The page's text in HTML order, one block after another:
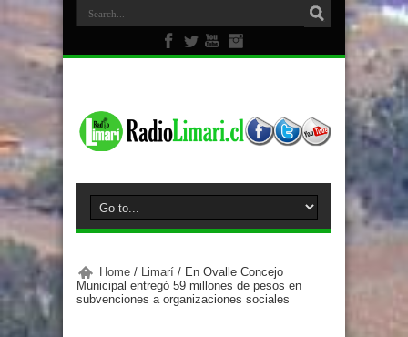
Home / Limarí / En Ovalle Concejo
Municipal entregó 59 millones de pesos en
subvenciones a organizaciones sociales